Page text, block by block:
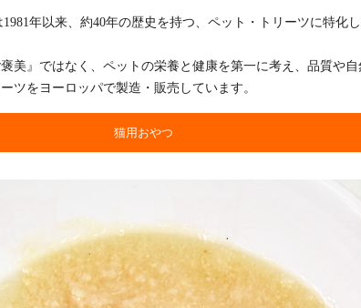
1981年以来、約40年の歴史を持つ、ペット・トリーツに特化
美』ではなく、ペットの栄養と健康を第一に考え、品質や自
ツをヨーロッパで製造・販売しています。
猫用おやつ